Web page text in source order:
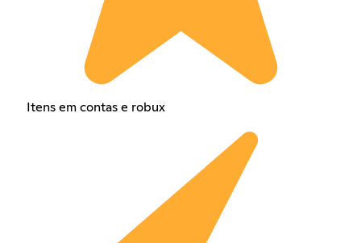
Itens em contas e robux